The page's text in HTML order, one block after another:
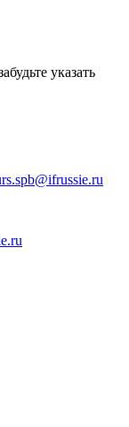
указать